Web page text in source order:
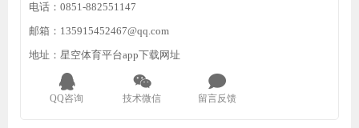
电话：0851-882551147
邮箱：135915452467@qq.com
地址：星空体育平台app下载网址
QQ咨询 技术微信 留言反馈